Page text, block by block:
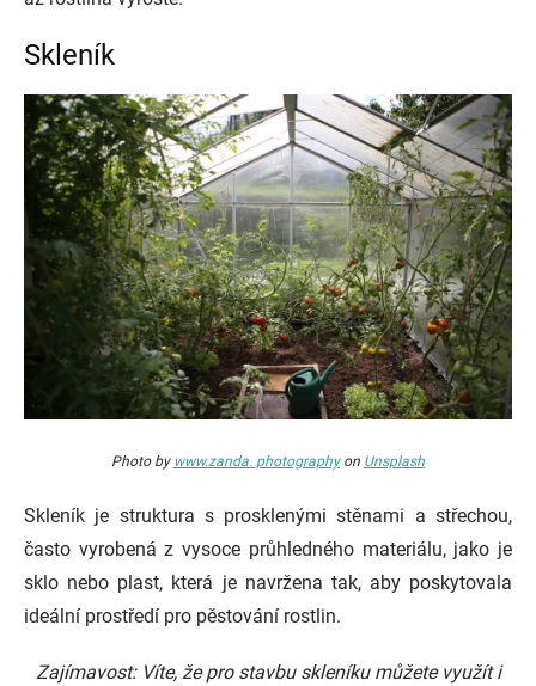
Skleník
Photo by www.zanda. photographyon Unsplash
Skleník je struktura s prosklenými stěnami a střechou,
často vyrobená z vysoce průhledného materiálu, jako je
sklo nebo plast, která je navržena tak, aby poskytovala
ideální prostředí pro pěstování rostlin.
Zajímavost: Víte, že pro stavbu skleníku můžete využít i